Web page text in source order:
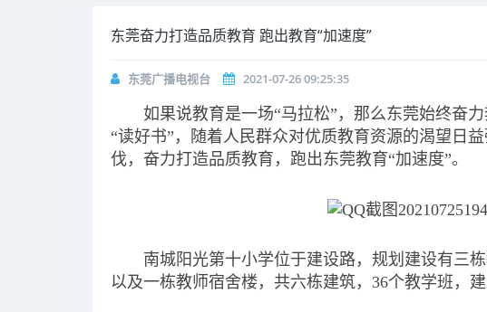
东莞奋力打造品质教育 跑出教育“加速度”
东莞广播电视台 2021-07-26 09:25:35
如果说教育是一场“马拉松”，那么东莞始终奋
“读好书”，随着人民群众对优质教育资源的渴望日
伐，奋力打造品质教育，跑出东莞教育“加速度”。
南城阳光第十小学位于建设路，规划建设有三
以及一栋教师宿舍楼，共六栋建筑，36个教学班，建